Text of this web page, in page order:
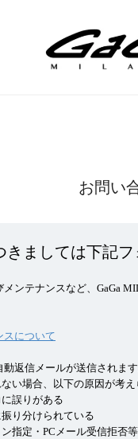
お問い
きましては下記
ンテナンスなど、GaGa
スについて
返信メールが送信されます
い場合、以下の原因が考
誤りがある
り分けられている
指定・PCメール受信拒否等